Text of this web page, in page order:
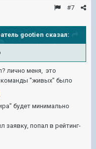
#7
gootien сказал:
лично меня, это
команды "живых" было
будет минимально
заявку, попал в рейтинг-